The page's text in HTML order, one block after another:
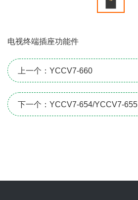
电视终端插座功能件
上一个：YCCV7-660
下一个：YCCV7-654/YCCV7-655